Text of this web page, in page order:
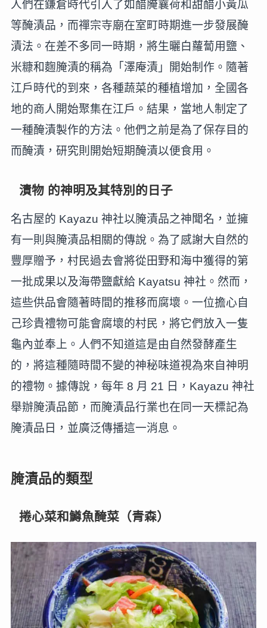
人們在鎌倉時代引入了如醋腌蘘荷和甜醋小黃瓜
等醃漬品，而禪宗寺廟在室町時期進一步發展醃
漬法。在差不多同一時期，將生曬白蘿蔔用鹽、
米糠和麴腌漬的稱為「澤庵漬」開始制作。隨著
江戶時代的到來，各種蔬菜的種植增加，全國各
地的商人開始聚集在江戶。結果，當地人制定了
一種醃漬製作的方法。他們之前是為了保存目的
而醃漬，研究則開始短期醃漬以便食用。
漬物 的神明及其特別的日子
名古屋的 Kayazu 神社以腌漬品之神聞名，並擁
有一則與腌漬品相關的傳說。為了感謝大自然的
豐厚贈予，村民過去會將從田野和海中獲得的第
一批成果以及海帶鹽獻給 Kayatsu 神社。然而，
這些供品會隨著時間的推移而腐壞。一位擔心自
己珍貴禮物可能會腐壞的村民，將它們放入一隻
龜內並奉上。人們不知道這是由自然發酵產生
的，將這種隨時間不變的神秘味道視為來自神明
的禮物。據傳說，每年 8 月 21 日，Kayazu 神社
舉辦腌漬品節，而腌漬品行業也在同一天標記為
腌漬品日，並廣泛傳播這一消息。
腌漬品的類型
捲心菜和鱒魚醃菜（青森）